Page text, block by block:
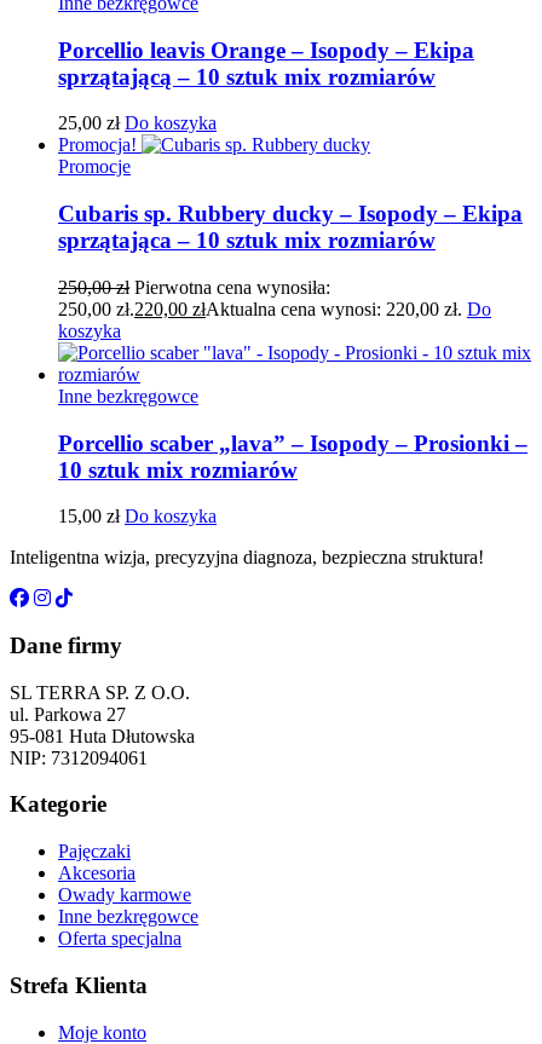
Porcellio leavis Orange – Isopody – Ekipa
sprzątającą – 10 sztuk mix rozmiarów
25,00 zł Do koszyka
Promocja!
Promocje
Cubaris sp. Rubbery ducky – Isopody – Ekipa
sprzątająca – 10 sztuk mix rozmiarów
250,00zł Pierwotna cena wynosiła:
250,00 zł.220,00 złAktualna cena wynosi: 220,00 zł. Do
koszyka
Inne bezkręgowce
Porcellio scaber „lava” – Isopody – Prosionki –
10 sztuk mix rozmiarów
15,00 zł Do koszyka
Inteligentna wizja, precyzyjna diagnoza, bezpieczna struktura!
Dane firmy
SL TERRA SP. Z O.O.
ul. Parkowa 27
95-081 Huta Dłutowska
NIP: 7312094061
Kategorie
Pajęczaki
Akcesoria
Owady karmowe
Inne bezkręgowce
Oferta specjalna
Strefa Klienta
Moje konto